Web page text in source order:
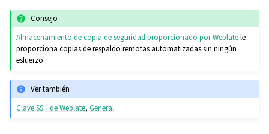
Consejo
Almacenamiento de copia de seguridad proporcionado por Weblatele
proporciona copias de respaldo remotas automatizadas sin ningún
esfuerzo.
Ver también
Clave SSH de Weblate,General